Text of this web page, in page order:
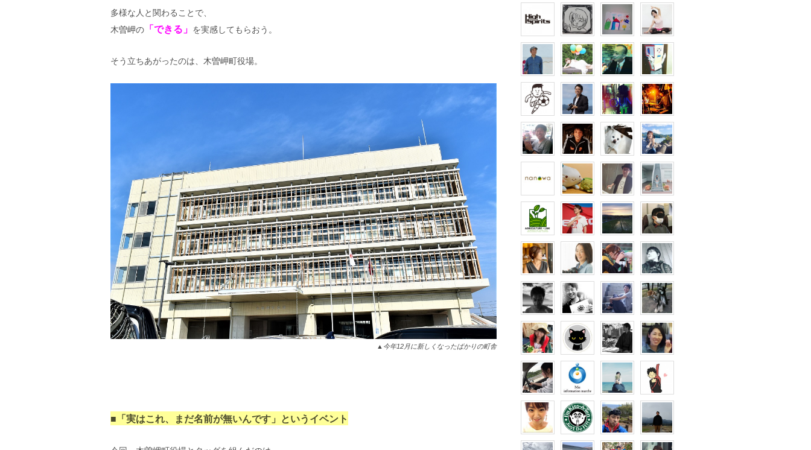
多様な人と関わることで、
木曽岬の「できる」 を実感してもらおう。
そう立ちあがったのは、木曽岬町役場。
▲今年12月に新しくなったばかりの町舎
■「実はこれ、まだ名前が無いんです」というイベント